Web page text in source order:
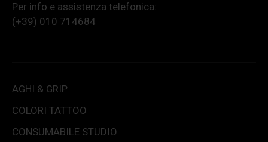
Per info e assistenza telefonica:
(+39) 010 714684
AGHI & GRIP
COLORI TATTOO
CONSUMABILE STUDIO